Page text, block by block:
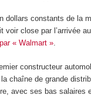
dollars constants de la
voir close par
« Walmart ».
constructeur
chaîne de grande
avec ses bas salaires